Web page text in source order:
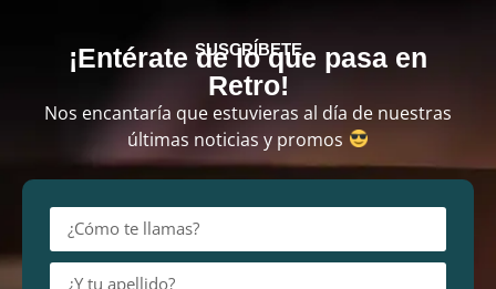
SUSCRÍBETE
¡Entérate de lo que pasa en
Retro!
Nos encantaría que estuvieras al día de nuestras
últimas noticias y promos